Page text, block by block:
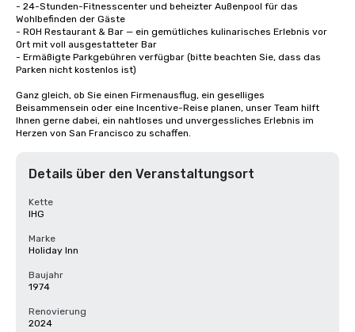
- 24-Stunden-Fitnesscenter und beheizter Außenpool für das
Wohlbefinden der Gäste
- ROH Restaurant & Bar — ein gemütliches kulinarisches Erlebnis vor
Ort mit voll ausgestatteter Bar
- Ermäßigte Parkgebühren verfügbar (bitte beachten Sie, dass das
Parken nicht kostenlos ist)
Ganz gleich, ob Sie einen Firmenausflug, ein geselliges
Beisammensein oder eine Incentive-Reise planen, unser Team hilft
Ihnen gerne dabei, ein nahtloses und unvergessliches Erlebnis im
Herzen von San Francisco zu schaffen.
Details über den Veranstaltungsort
Kette
IHG
Marke
Holiday Inn
Baujahr
1974
Renovierung
2024